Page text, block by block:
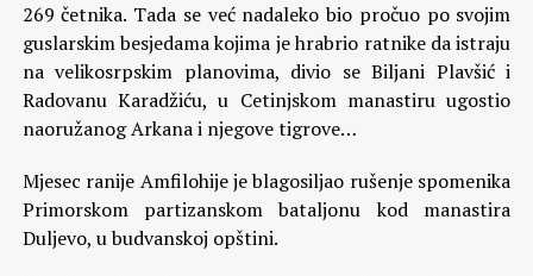
269 četnika. Tada se već nadaleko bio pročuo po svojim
guslarskim besjedama kojima je hrabrio ratnike da istraju
na velikosrpskim planovima, divio se Biljani Plavšić i
Radovanu Karadžiću, u Cetinjskom manastiru ugostio
naoružanog Arkana i njegove tigrove…
Mjesec ranije Amfilohije je blagosiljao rušenje spomenika
Primorskom partizanskom bataljonu kod manastira
Duljevo, u budvanskoj opštini.